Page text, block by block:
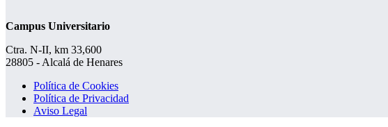
Campus Universitario
Ctra. N-II, km 33,600
28805 - Alcalá de Henares
Política de Cookies
Política de Privacidad
Aviso Legal